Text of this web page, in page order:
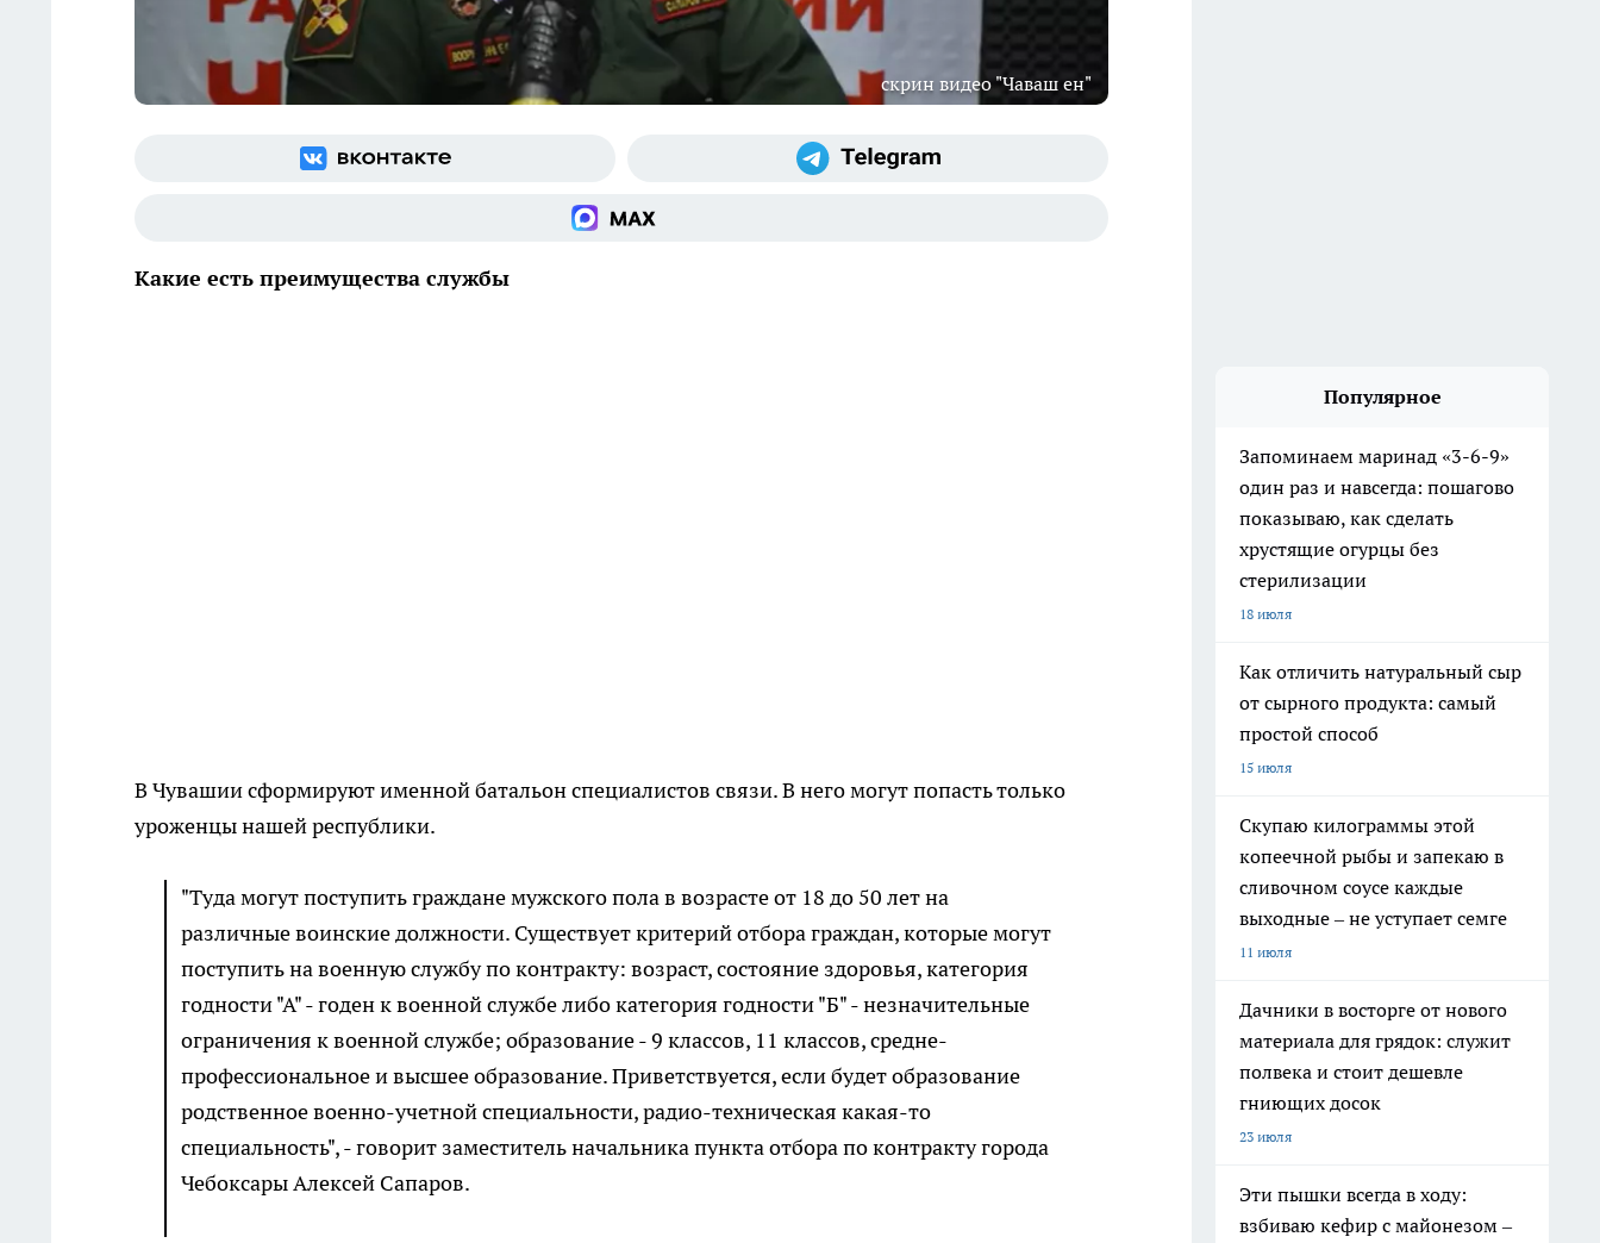
скрин видео "Чаваш ен"
Какие есть преимущества службы
В Чувашии сформируют именной батальон специалистов связи. В него могут попасть только
уроженцы нашей республики.
"Туда могут поступить граждане мужского пола в возрасте от 18 до 50 лет на
различные воинские должности. Существует критерий отбора граждан, которые могут
поступить на военную службу по контракту: возраст, состояние здоровья, категория
годности "А" - годен к военной службе либо категория годности "Б" - незначительные
ограничения к военной службе; образование - 9 классов, 11 классов, средне-
профессиональное и высшее образование. Приветствуется, если будет образование
родственное военно-учетной специальности, радио-техническая какая-то
специальность", - говорит заместитель начальника пункта отбора по контракту города
Чебоксары Алексей Сапаров.
Популярное
Запоминаем маринад «3-6-9»
один раз и навсегда: пошагово
показываю, как сделать
хрустящие огурцы без
стерилизации
18 июля
Как отличить натуральный сыр
от сырного продукта: самый
простой способ
15 июля
Скупаю килограммы этой
копеечной рыбы и запекаю в
сливочном соусе каждые
выходные – не уступает семге
11 июля
Дачники в восторге от нового
материала для грядок: служит
полвека и стоит дешевле
гниющих досок
23 июля
Эти пышки всегда в ходу:
взбиваю кефир с майонезом –